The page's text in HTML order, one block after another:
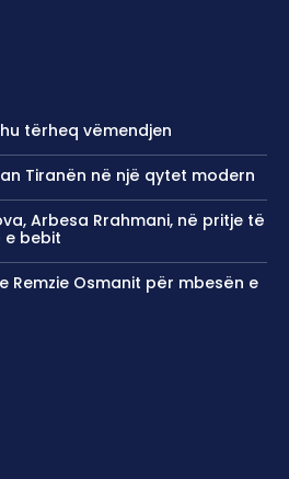
tërheq vëmendjen
Tiranën në një qytet modern
Arbesa Rrahmani, në pritje të
e bebit
Remzie Osmanit për mbesën e